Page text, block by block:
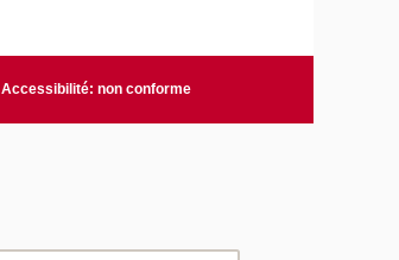
Accessibilité: non conforme